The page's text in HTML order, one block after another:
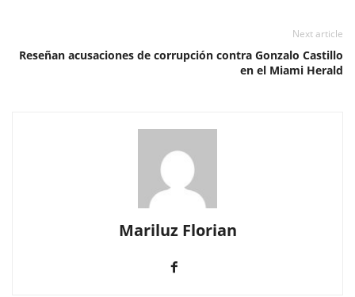
Next article
Reseñan acusaciones de corrupción contra Gonzalo Castillo
en el Miami Herald
Mariluz Florian